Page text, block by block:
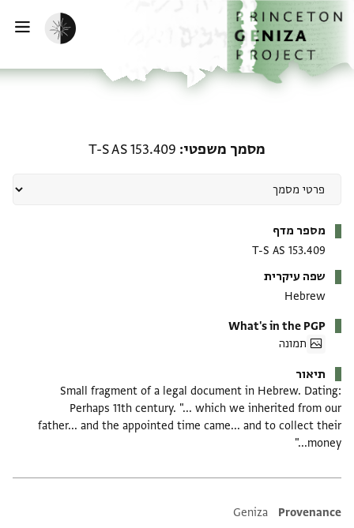
לתוכןהבית
הפעלת מצב כהה
מסמך משפטי T-S AS 153.409
מספר מדף
T-S AS 153.409
שפה עיקרית
Hebrew
What's in the PGP
תמונה
תיאור
Small fragment of a legal document in Hebrew. Dating:
Perhaps 11th century. "... which we inherited from our
father... and the appointed time came... and to collect their
money..."
Additional metadata
Provenance
Geniza